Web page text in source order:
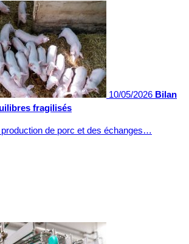
10/05/2026 Bilan
fragilisés
de porc et des échanges…